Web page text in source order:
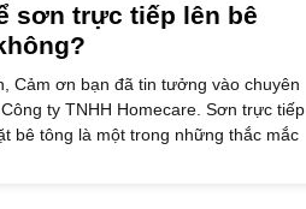
sơn trực tiếp lên bê
Cảm ơn bạn đã tin tưởng vào chuyên
ty TNHH Homecare. Sơn trực tiếp
bê tông là một trong những thắc mắc